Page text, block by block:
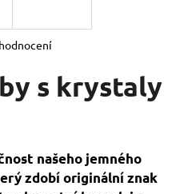
s krystaly
našeho jemného
zdobí originální znak